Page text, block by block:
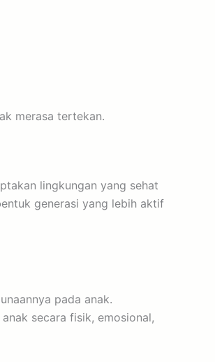
merasa tertekan.
lingkungan yang sehat
generasi yang lebih aktif
pada anak.
secara fisik, emosional,